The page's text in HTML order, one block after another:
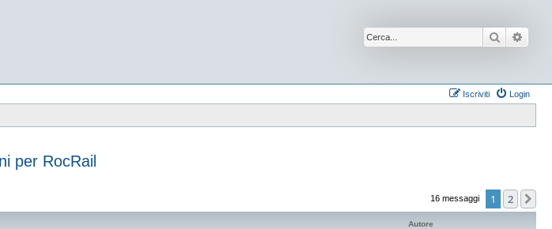
Cerca
Login
Iscriviti
per RocRail
16 messaggi 1 2
Autore